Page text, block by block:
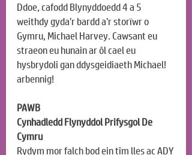
Ddoe, cafodd Blynyddoedd 4 a 5
weithdy gyda’r bardd a’r storïwr o
Gymru, Michael Harvey. Cawsant eu
straeon eu hunain ar ôl cael eu
hysbrydoli gan ddysgeidiaeth Michael!
arbennig!
PAWB
Cynhadledd Flynyddol Prifysgol De
Cymru
Rydym mor falch bod ein tîm lles ac ADY